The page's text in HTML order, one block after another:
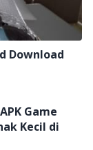
Download
Game
Kecil di